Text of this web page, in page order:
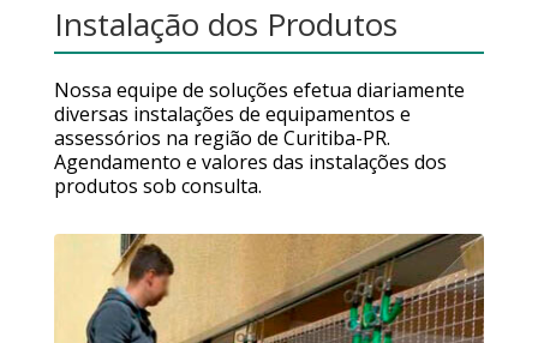
Instalação dos Produtos
Nossa equipe de soluções efetua diariamente
diversas instalações de equipamentos e
assessórios na região de Curitiba-PR.
Agendamento e valores das instalações dos
produtos sob consulta.